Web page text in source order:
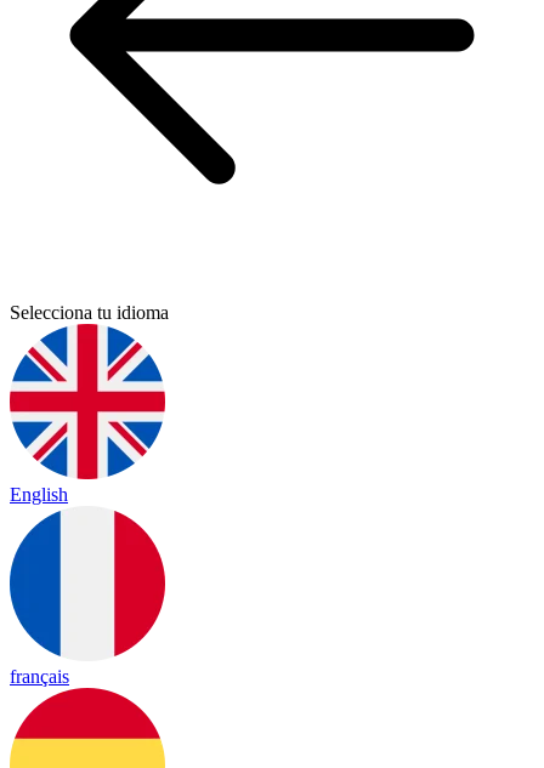
Selecciona tu idioma
English
français